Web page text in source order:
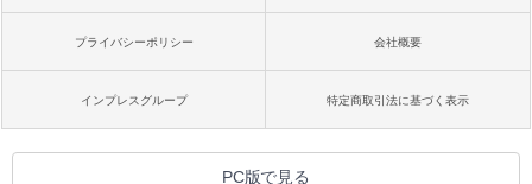
プライバシーポリシー 会社概要
インプレスグループ 特定商取引法に基づく表示
PC版で見る